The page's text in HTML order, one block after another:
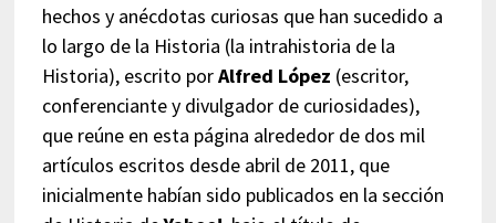
hechos y anécdotas curiosas que han sucedido a
lo largo de la Historia (la intrahistoria de la
Historia), escrito porAlfred López (escritor,
conferenciante y divulgador de curiosidades),
que reúne en esta página alrededor de dos mil
artículos escritos desde abril de 2011, que
inicialmente habían sido publicados en la sección